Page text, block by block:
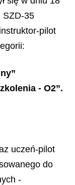
SZD-35
pilot
- O2”.
uczeń-pilot
do
-